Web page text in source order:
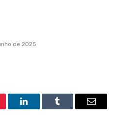
de 2025
LinkedInTumblr Email